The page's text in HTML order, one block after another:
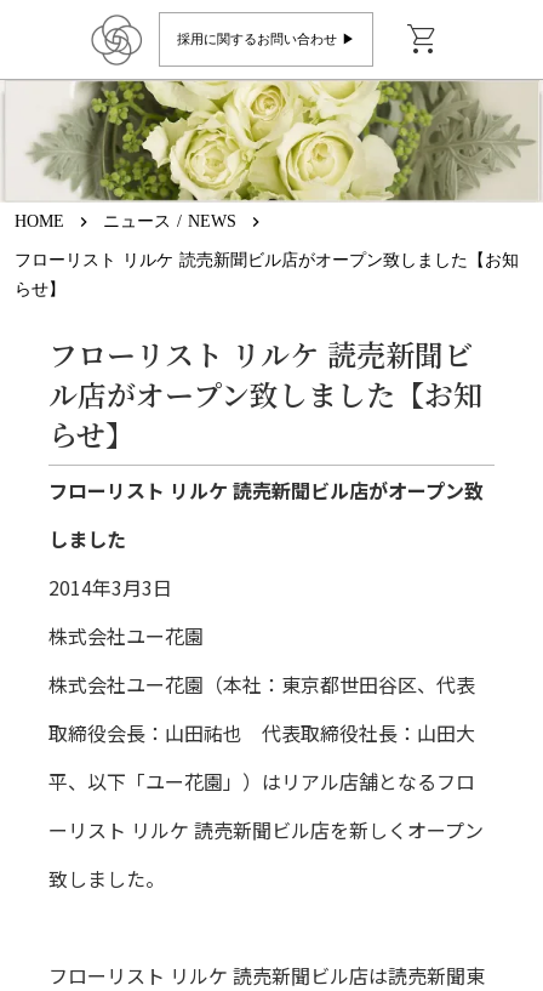
採用に関するお問い合わせ ▶︎ shopping_cart
HOME keyboard_arrow_right ニュース / NEWS keyboard_arrow_right
フローリスト リルケ 読売新聞ビル店がオープン致しました【お知
らせ】
フローリスト リルケ 読売新聞ビ
ル店がオープン致しました【お知
らせ】
フローリスト リルケ 読売新聞ビル店がオープン致
しました
2014年3月3日
株式会社ユー花園
株式会社ユー花園（本社：東京都世田谷区、代表
取締役会長：山田祐也 代表取締役社長：山田大
平、以下「ユー花園」）はリアル店舗となるフロ
ーリスト リルケ 読売新聞ビル店を新しくオープン
致しました。
フローリスト リルケ 読売新聞ビル店は読売新聞東